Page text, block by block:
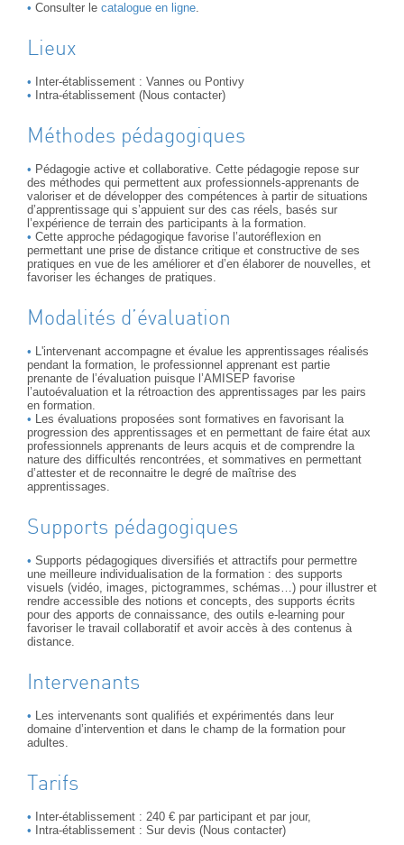
Consulter le catalogue en ligne.
Lieux
Inter-établissement : Vannes ou Pontivy
Intra-établissement (Nous contacter)
Méthodes pédagogiques
Pédagogie active et collaborative. Cette pédagogie repose sur
des méthodes qui permettent aux professionnels-apprenants de
valoriser et de développer des compétences à partir de situations
d’apprentissage qui s’appuient sur des cas réels, basés sur
l’expérience de terrain des participants à la formation.
Cette approche pédagogique favorise l’autoréflexion en
permettant une prise de distance critique et constructive de ses
pratiques en vue de les améliorer et d’en élaborer de nouvelles, et
favoriser les échanges de pratiques.
Modalités d’évaluation
L'intervenant accompagne et évalue les apprentissages réalisés
pendant la formation, le professionnel apprenant est partie
prenante de l’évaluation puisque l’AMISEP favorise
l’autoévaluation et la rétroaction des apprentissages par les pairs
en formation.
Les évaluations proposées sont formatives en favorisant la
progression des apprentissages et en permettant de faire état aux
professionnels apprenants de leurs acquis et de comprendre la
nature des difficultés rencontrées, et sommatives en permettant
d’attester et de reconnaitre le degré de maîtrise des
apprentissages.
Supports pédagogiques
Supports pédagogiques diversifiés et attractifs pour permettre
une meilleure individualisation de la formation : des supports
visuels (vidéo, images, pictogrammes, schémas…) pour illustrer et
rendre accessible des notions et concepts, des supports écrits
pour des apports de connaissance, des outils e-learning pour
favoriser le travail collaboratif et avoir accès à des contenus à
distance.
Intervenants
Les intervenants sont qualifiés et expérimentés dans leur
domaine d’intervention et dans le champ de la formation pour
adultes.
Tarifs
Inter-établissement : 240 € par participant et par jour,
Intra-établissement : Sur devis (Nous contacter)